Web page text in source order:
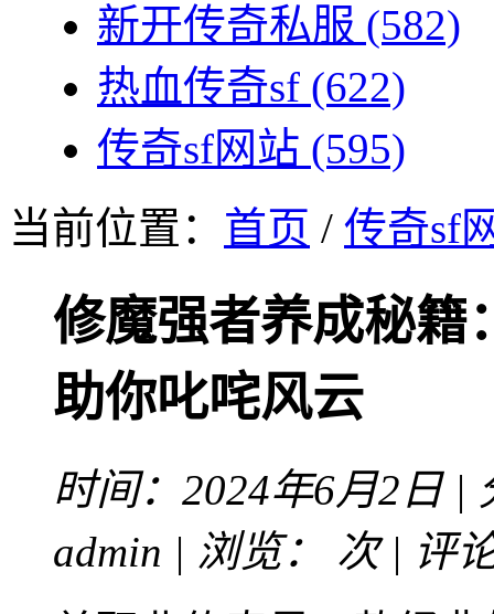
新开传奇私服 (582)
热血传奇sf (622)
传奇sf网站 (595)
当前位置： 首页 / 传奇sf
修魔强者养成秘籍
助你叱咤风云
时间：2024年6月2日 |
admin | 浏览：
次 | 评